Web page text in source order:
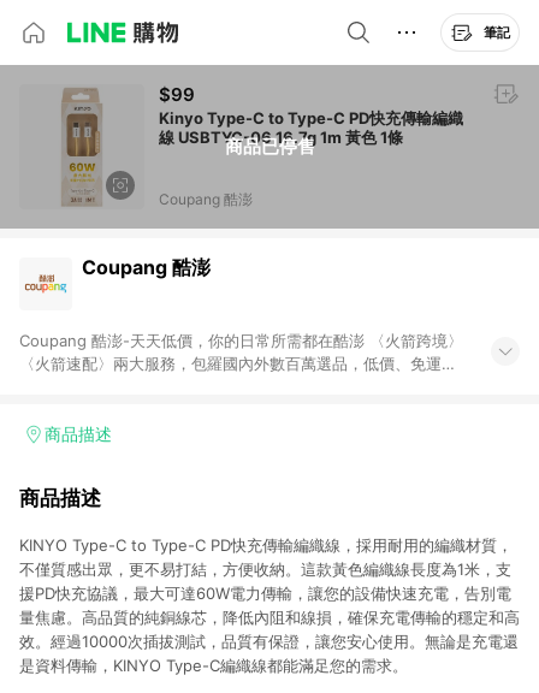
筆記
商品已停售
$99
Kinyo Type-C to Type-C PD快充傳輸編織
線 USBTYC-06 16.7g 1m 黃色 1條
Coupang 酷澎
Coupang 酷澎
Coupang 酷澎-天天低價，你的日常所需都在酷澎 〈火箭跨境〉
〈火箭速配〉兩大服務，包羅國內外數百萬選品，低價、免運，
加入WOW會員告別湊免運，火箭速配、火箭跨境優質選品不限金
商品描述
商品描述
KINYO Type-C to Type-C PD快充傳輸編織線，採用耐用的編織材質，
不僅質感出眾，更不易打結，方便收納。這款黃色編織線長度為1米，支
援PD快充協議，最大可達60W電力傳輸，讓您的設備快速充電，告別電
量焦慮。高品質的純銅線芯，降低內阻和線損，確保充電傳輸的穩定和高
效。經過10000次插拔測試，品質有保證，讓您安心使用。無論是充電還
是資料傳輸，KINYO Type-C編織線都能滿足您的需求。